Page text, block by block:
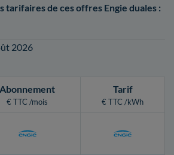
tarifaires de ces offres Engie duales :
2026
Abonnement
€ TTC /mois
Tarif
€ TTC /kWh